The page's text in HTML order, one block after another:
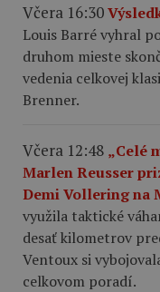
Včera 16:30
Louis Barré vyhral
druhom mieste
vedenia celkovej
Brenner.
Včera 12:48 „Celé
Marlen Reusser
Demi Vollering na
využila taktické
desať kilometrov
Ventoux si
celkovom poradí.